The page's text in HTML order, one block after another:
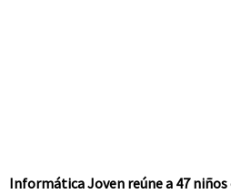
Informática Joven reúne a 47